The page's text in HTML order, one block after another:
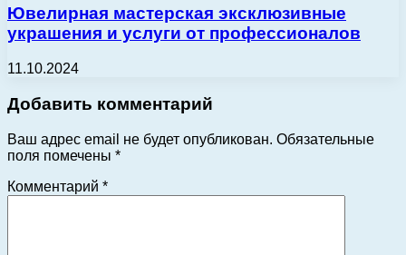
Ювелирная мастерская эксклюзивные
украшения и услуги от профессионалов
11.10.2024
Добавить комментарий
Ваш адрес email не будет опубликован. Обязательные
поля помечены *
Комментарий *